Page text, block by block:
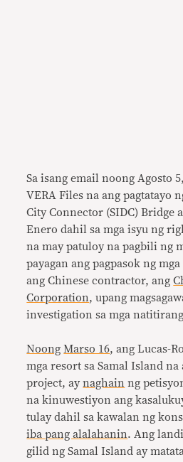
Sa isang email noong Agosto
VERA Files na ang pagtatayo
City Connector (SIDC) Bridge
Enero dahil sa mga isyu ng
na may patuloy na pagbili ng
payagan ang pagpasok ng
ang Chinese contractor, ang
Corporation, upang
investigation sa mga
Noong Marso 16, ang Lucas-
mga resort sa Samal Island na
project, aynaghain ng
na kinuwestiyon ang
tulay dahil sa kawalan ng
iba pang alalahanin. Ang
gilid ng Samal Island ay